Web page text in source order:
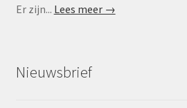
Er zijn... Lees meer →
Nieuwsbrief